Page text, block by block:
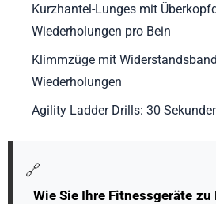
Kurzhantel-Lunges mit
Wiederholungen pro Bein
Klimmzüge mit
Wiederholungen
Agility Ladder Drills: 30
🔗
Wie Sie Ihre Fitnessgeräte zu